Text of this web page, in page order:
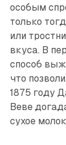
особым
только
или
вкуса. В
способ
что
1875 году
Веве
сухое